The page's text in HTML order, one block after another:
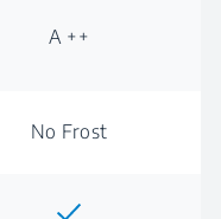
A ++
No Frost